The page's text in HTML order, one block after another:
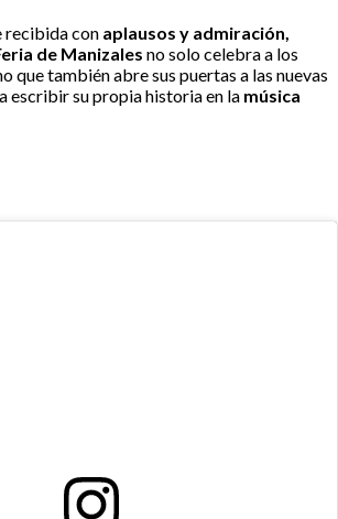
recibida con aplausos y admiración,
de Manizales no solo celebra a los
que también abre sus puertas a las nuevas
escribir su propia historia en la música